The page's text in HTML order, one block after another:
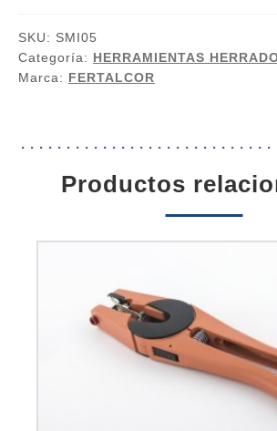
PARA
HERRADO
cantidad
SKU: SMI05
Categoría: HERRAMIENTAS
Marca: FERTALCOR
productos